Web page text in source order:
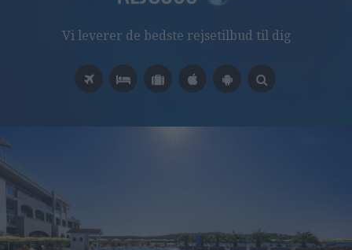
Vi leverer de bedste rejsetilbud til dig